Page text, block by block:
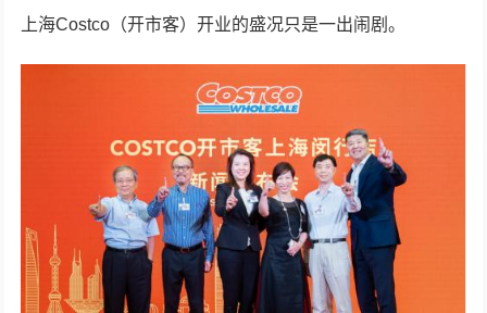
上海Costco（开市客）开业的盛况只是一出闹剧。